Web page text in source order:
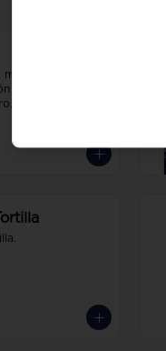
de chile
fresco, queso